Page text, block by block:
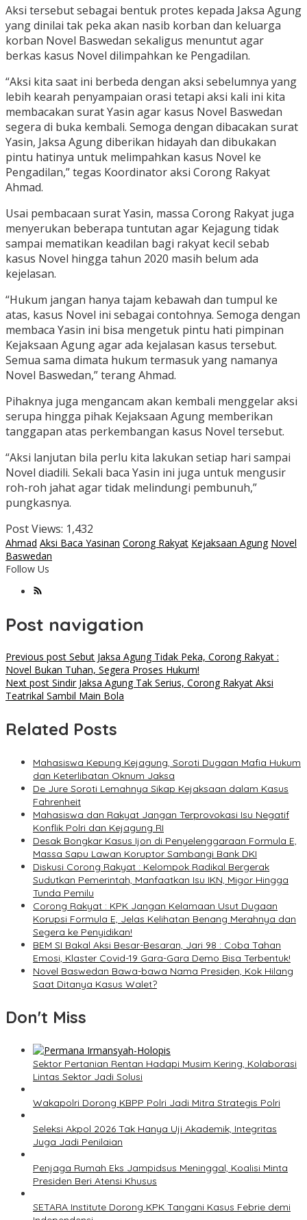
Aksi tersebut sebagai bentuk protes kepada Jaksa Agung
yang dinilai tak peka akan nasib korban dan keluarga
korban Novel Baswedan sekaligus menuntut agar
berkas kasus Novel dilimpahkan ke Pengadilan.
“Aksi kita saat ini berbeda dengan aksi sebelumnya yang
lebih kearah penyampaian orasi tetapi aksi kali ini kita
membacakan surat Yasin agar kasus Novel Baswedan
segera di buka kembali. Semoga dengan dibacakan surat
Yasin, Jaksa Agung diberikan hidayah dan dibukakan
pintu hatinya untuk melimpahkan kasus Novel ke
Pengadilan,” tegas Koordinator aksi Corong Rakyat
Ahmad.
Usai pembacaan surat Yasin, massa Corong Rakyat juga
menyerukan beberapa tuntutan agar Kejagung tidak
sampai mematikan keadilan bagi rakyat kecil sebab
kasus Novel hingga tahun 2020 masih belum ada
kejelasan.
“Hukum jangan hanya tajam kebawah dan tumpul ke
atas, kasus Novel ini sebagai contohnya. Semoga dengan
membaca Yasin ini bisa mengetuk pintu hati pimpinan
Kejaksaan Agung agar ada kejalasan kasus tersebut.
Semua sama dimata hukum termasuk yang namanya
Novel Baswedan,” terang Ahmad.
Pihaknya juga mengancam akan kembali menggelar aksi
serupa hingga pihak Kejaksaan Agung memberikan
tanggapan atas perkembangan kasus Novel tersebut.
“Aksi lanjutan bila perlu kita lakukan setiap hari sampai
Novel diadili. Sekali baca Yasin ini juga untuk mengusir
roh-roh jahat agar tidak melindungi pembunuh,”
pungkasnya.
Post Views: 1,432
Ahmad Aksi Baca Yasinan Corong Rakyat Kejaksaan Agung Novel
Baswedan
Follow Us
Post navigation
Previous post Sebut Jaksa Agung Tidak Peka, Corong Rakyat :
Novel Bukan Tuhan, Segera Proses Hukum!
Next post Sindir Jaksa Agung Tak Serius, Corong Rakyat Aksi
Teatrikal Sambil Main Bola
Related Posts
Mahasiswa Kepung Kejagung, Soroti Dugaan Mafia Hukum
dan Keterlibatan Oknum Jaksa
De Jure Soroti Lemahnya Sikap Kejaksaan dalam Kasus
Fahrenheit
Mahasiswa dan Rakyat Jangan Terprovokasi Isu Negatif
Konflik Polri dan Kejagung RI
Desak Bongkar Kasus Ijon di Penyelenggaraan Formula E,
Massa Sapu Lawan Koruptor Sambangi Bank DKI
Diskusi Corong Rakyat : Kelompok Radikal Bergerak
Sudutkan Pemerintah, Manfaatkan Isu IKN, Migor Hingga
Tunda Pemilu
Corong Rakyat : KPK Jangan Kelamaan Usut Dugaan
Korupsi Formula E, Jelas Kelihatan Benang Merahnya dan
Segera ke Penyidikan!
BEM SI Bakal Aksi Besar-Besaran, Jari 98 : Coba Tahan
Emosi, Klaster Covid-19 Gara-Gara Demo Bisa Terbentuk!
Novel Baswedan Bawa-bawa Nama Presiden, Kok Hilang
Saat Ditanya Kasus Walet?
Don't Miss
Sektor Pertanian Rentan Hadapi Musim Kering, Kolaborasi
Lintas Sektor Jadi Solusi
Wakapolri Dorong KBPP Polri Jadi Mitra Strategis Polri
Seleksi Akpol 2026 Tak Hanya Uji Akademik, Integritas
Juga Jadi Penilaian
Penjaga Rumah Eks Jampidsus Meninggal, Koalisi Minta
Presiden Beri Atensi Khusus
SETARA Institute Dorong KPK Tangani Kasus Febrie demi